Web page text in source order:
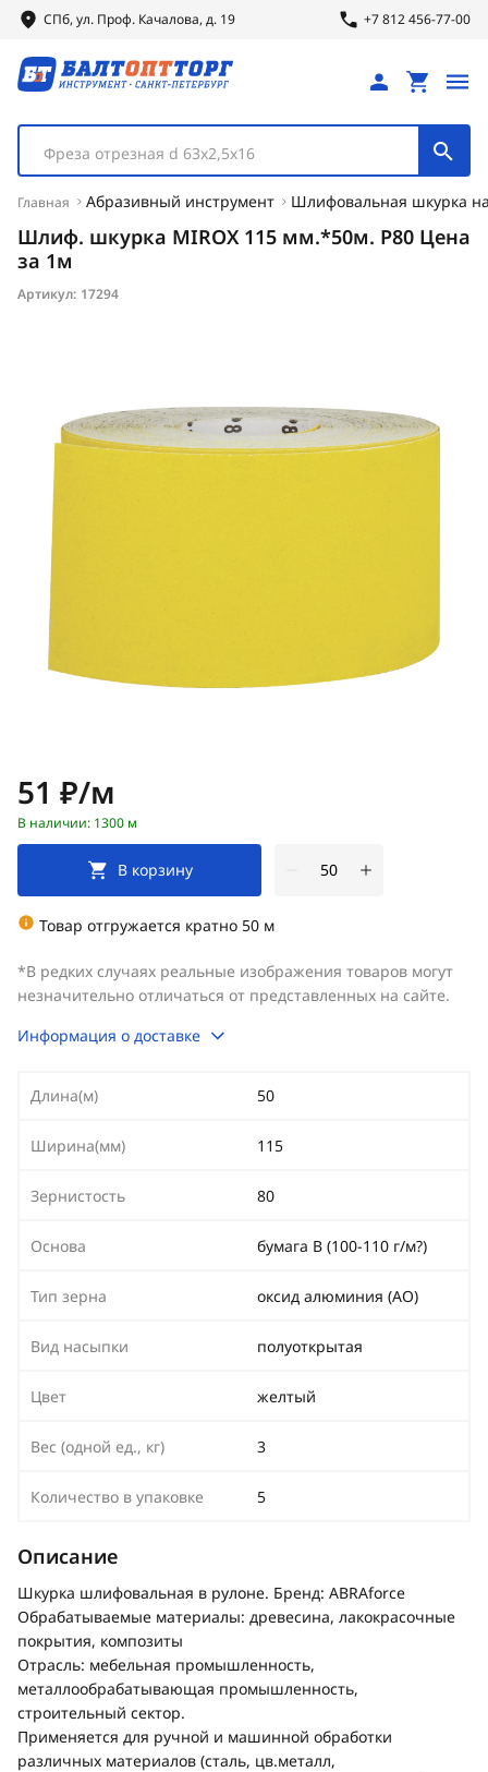
СПб, ул. Проф. Качалова, д. 19 +7 812 456-77-00
Фреза отрезная d 63х2,5х16
Главная Абразивный инструмент Шлифовальная шкурка
Шлиф. шкурка MIROX 115 мм.*50м. Р80 Цена
за 1м
Артикул: 17294
Цена:
51 ₽/м
В наличии: 1300 м
В корзину
Товар отгружается кратно 50 м
*В редких случаях реальные изображения товаров могут
незначительно отличаться от представленных на сайте.
Информация о доставке
Длина(м) 50
Ширина(мм) 115
Зернистость 80
Основа бумага B (100-110 г/м?)
Тип зерна оксид алюминия (AO)
Вид насыпки полуоткрытая
Цвет желтый
Вес (одной ед., кг) 3
Количество в упаковке 5
Описание
Шкурка шлифовальная в рулоне. Бренд: ABRAforce
Обрабатываемые материалы: древесина, лакокрасочные
покрытия, композиты
Отрасль: мебельная промышленность,
металлообрабатывающая промышленность,
строительный сектор.
Применяется для ручной и машинной обработки
различных материалов (сталь, цв.металл,